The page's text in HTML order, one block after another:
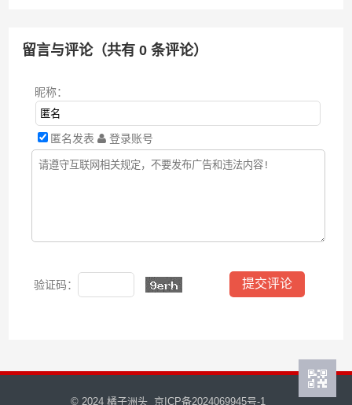
留言与评论（共有0 条评论）
昵称：
匿名发表 登录账号
验证码：
© 2024 橘子洲头 京ICP备2024069945号-1